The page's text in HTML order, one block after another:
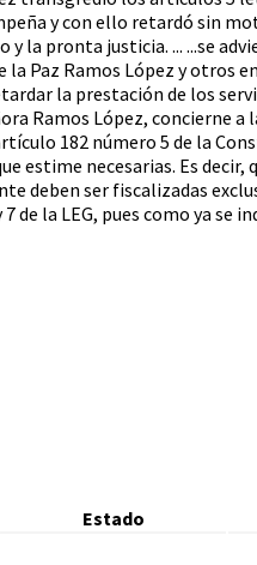
y con ello retardó sin
la pronta justicia. ... ...se
Paz Ramos López y otros
la prestación de los
Ramos López, concierne
182 número 5 de la
estime necesarias. Es
deben ser fiscalizadas
la LEG, pues como ya se
Estado